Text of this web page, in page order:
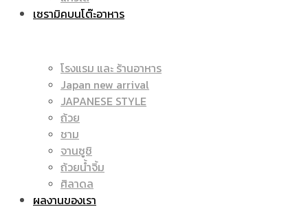
|
แก้ว
แก้ว
เซรามิคบนโต๊ะอาหาร
โรงแรม และ ร้านอาหาร
Japan new arrival
JAPANESE STYLE
ถ้วย
ชาม
จานซูชิ
ถ้วยน้ำจิ้ม
ศิลาดล
ผลงานของเรา